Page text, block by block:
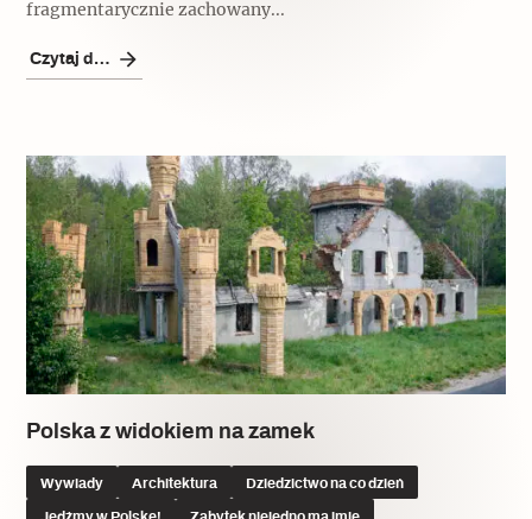
fragmentarycznie zachowany...
Czytaj dalej
Polska z widokiem na zamek
Wywiady Architektura Dziedzictwo na co dzień